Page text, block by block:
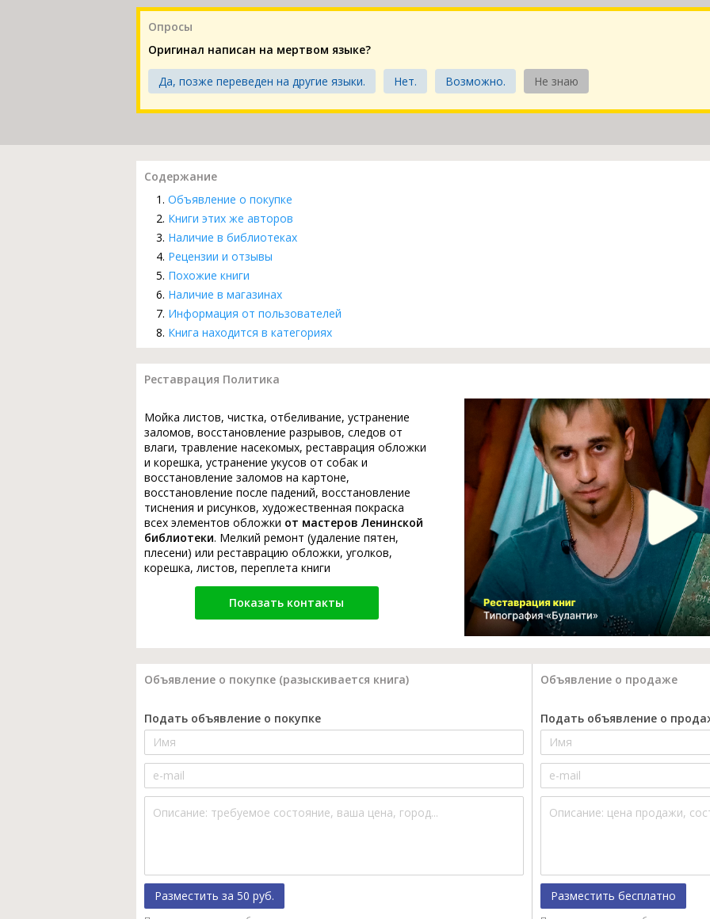
Опросы
Оригинал написан на мертвом языке?
Да, позже переведен на другие языки. Нет. Возможно. Не знаю
Содержание
Объявление о покупке
Книги этих же авторов
Наличие в библиотеках
Рецензии и отзывы
Похожие книги
Наличие в магазинах
Информация от пользователей
Книга находится в категориях
Реставрация Политика
Мойка листов, чистка, отбеливание, устранение
заломов, восстановление разрывов, следов от
влаги, травление насекомых, реставрация обложки
и корешка, устранение укусов от собак и
восстановление заломов на картоне,
восстановление после падений, восстановление
тиснения и рисунков, художественная покраска
всех элементов обложки от мастеров Ленинской
библиотеки. Мелкий ремонт (удаление пятен,
плесени) или реставрацию обложки, уголков,
корешка, листов, переплета книги
Показать контакты
Объявление о покупке (разыскивается книга) Объявление о продаже
Подать объявление о покупке
Разместить за 50 руб.
Подать объявление о
Разместить бесплатно